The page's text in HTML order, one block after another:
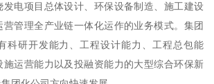
发电项目总体设计、环保设备制造、施工建设
营管理全产业链一体化运作的业务模式。集团
科研开发能力、工程设计能力、工程总包能
施运营能力以及投融资能力的大型综合环保新